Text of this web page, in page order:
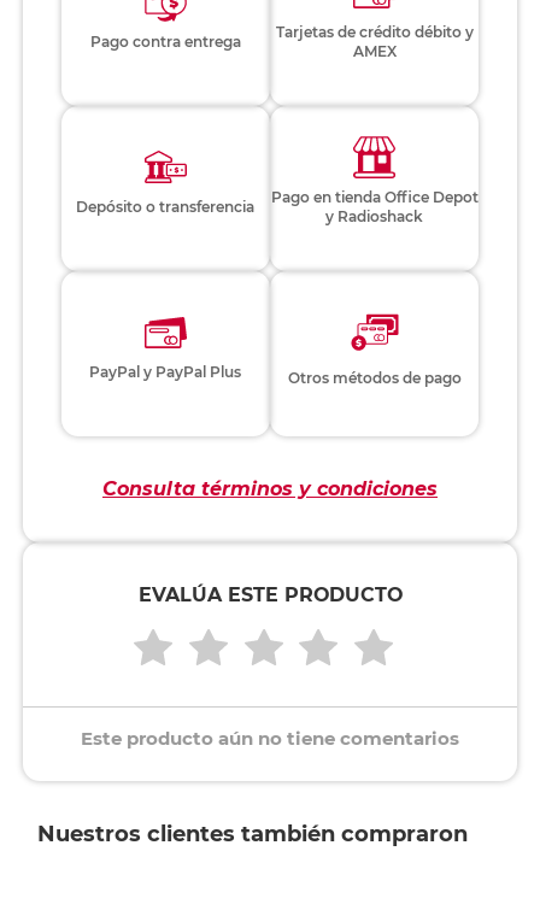
Pago contra entrega
Tarjetas de crédito débito y
AMEX
Depósito o transferencia
Pago en tienda Office Depot
y Radioshack
PayPal y PayPal Plus Otros métodos de pago
Consulta términos y condiciones
EVALÚA ESTE PRODUCTO
Este producto aún no tiene comentarios
Nuestros clientes también compraron